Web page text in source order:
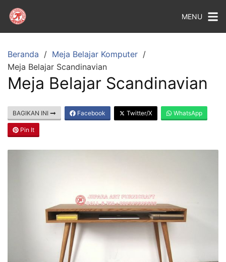
MENU
Beranda
Meja Belajar Komputer
Meja Belajar Scandinavian
Meja Belajar Scandinavian
BAGIKAN INI Facebook Twitter/X WhatsApp
Pin It